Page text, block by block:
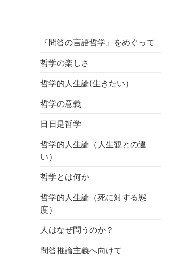
『問答の言語哲学』をめぐって
哲学の楽しさ
哲学的人生論(生きたい）
哲学の意義
日日是哲学
哲学的人生論（人生観との違
い）
哲学とは何か
哲学的人生論（死に対する態
度）
人はなぜ問うのか？
問答推論主義へ向けて